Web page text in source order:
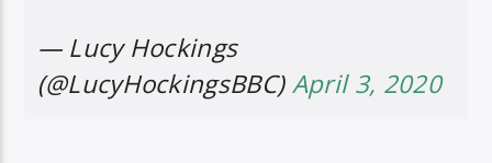
— Lucy Hockings
(@LucyHockingsBBC)April 3, 2020